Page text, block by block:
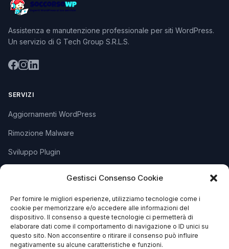
Gestisci Consenso Cookie
Per fornire le migliori esperienze, utilizziamo tecnologie come i
cookie per memorizzare e/o accedere alle informazioni del
dispositivo. Il consenso a queste tecnologie ci permetterà di
elaborare dati come il comportamento di navigazione o ID unici su
questo sito. Non acconsentire o ritirare il consenso può influire
negativamente su alcune caratteristiche e funzioni.
Assistenza e manutenzione professionale per siti WordPress.
Un servizio di G Tech Group S.R.L.S.
SERVIZI
Aggiornamenti WordPress
Rimozione Malware
Sviluppo Plugin
SUPPORTO
Apri Ticket
Contattaci